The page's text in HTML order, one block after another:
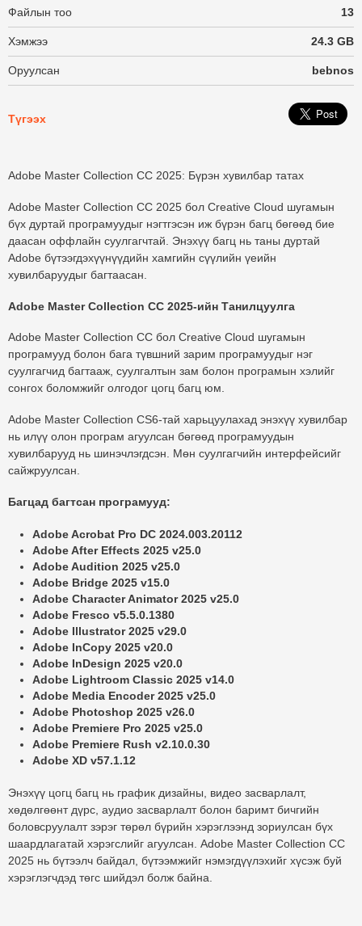
Файлын тоо 13
Хэмжээ 24.3 GB
Оруулсан bebnos
Түгээх
Adobe Master Collection CC 2025: Бүрэн хувилбар татах
Adobe Master Collection CC 2025 бол Creative Cloud шугамын
бүх дуртай програмуудыг нэгтгэсэн иж бүрэн багц бөгөөд бие
даасан оффлайн суулгагчтай. Энэхүү багц нь таны дуртай
Adobe бүтээгдэхүүнүүдийн хамгийн сүүлийн үеийн
хувилбаруудыг багтаасан.
Adobe Master Collection CC 2025-ийн Танилцуулга
Adobe Master Collection CC бол Creative Cloud шугамын
програмууд болон бага түвшний зарим програмуудыг нэг
суулгагчид багтааж, суулгалтын зам болон програмын хэлийг
сонгох боломжийг олгодог цогц багц юм.
Adobe Master Collection CS6-тай харьцуулахад энэхүү хувилбар
нь илүү олон програм агуулсан бөгөөд програмуудын
хувилбарууд нь шинэчлэгдсэн. Мөн суулгагчийн интерфейсийг
сайжруулсан.
Багцад багтсан програмууд:
Adobe Acrobat Pro DC 2024.003.20112
Adobe After Effects 2025 v25.0
Adobe Audition 2025 v25.0
Adobe Bridge 2025 v15.0
Adobe Character Animator 2025 v25.0
Adobe Fresco v5.5.0.1380
Adobe Illustrator 2025 v29.0
Adobe InCopy 2025 v20.0
Adobe InDesign 2025 v20.0
Adobe Lightroom Classic 2025 v14.0
Adobe Media Encoder 2025 v25.0
Adobe Photoshop 2025 v26.0
Adobe Premiere Pro 2025 v25.0
Adobe Premiere Rush v2.10.0.30
Adobe XD v57.1.12
Энэхүү цогц багц нь график дизайны, видео засварлалт,
хөдөлгөөнт дүрс, аудио засварлалт болон баримт бичгийн
боловсруулалт зэрэг төрөл бүрийн хэрэглээнд зориулсан бүх
шаардлагатай хэрэгслийг агуулсан. Adobe Master Collection CC
2025 нь бүтээлч байдал, бүтээмжийг нэмэгдүүлэхийг хүсэж буй
хэрэглэгчдэд төгс шийдэл болж байна.